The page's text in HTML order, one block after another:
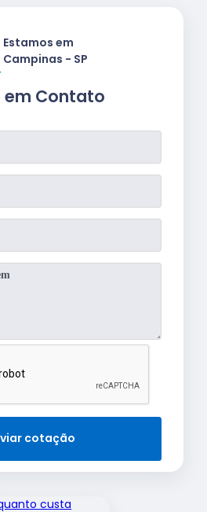
em Contato
Estamos em
Campinas - SP
cotação